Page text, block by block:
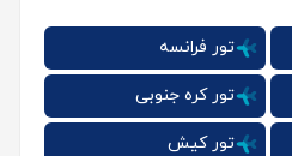
تور فرانسه
تور کره جنوبی
تور کیش